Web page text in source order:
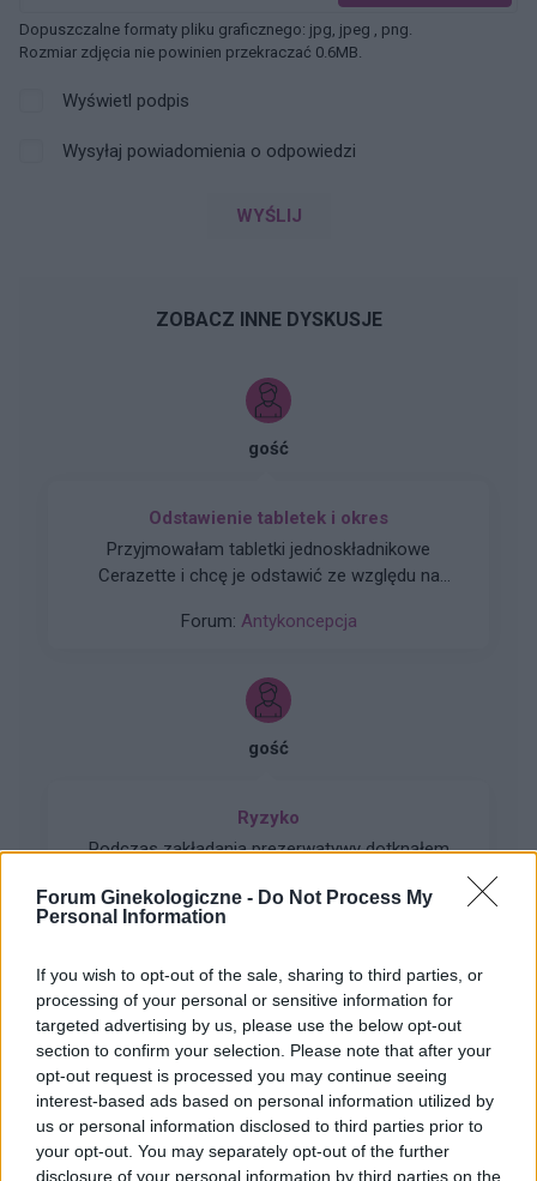
Forum Ginekologiczne - Do Not Process My
Personal Information
If you wish to opt-out of the sale, sharing to third parties, or
processing of your personal or sensitive information for
targeted advertising by us, please use the below opt-out
section to confirm your selection. Please note that after your
opt-out request is processed you may continue seeing
interest-based ads based on personal information utilized by
us or personal information disclosed to third parties prior to
your opt-out. You may separately opt-out of the further
disclosure of your personal information by third parties on the
Dopuszczalne formaty pliku graficznego: jpg, jpeg , png.
Rozmiar zdjęcia nie powinien przekraczać 0.6MB.
Wyświetl podpis
Wysyłaj powiadomienia o odpowiedzi
WYŚLIJ
ZOBACZ INNE DYSKUSJE
gość
Odstawienie tabletek i okres
Przyjmowałam tabletki jednoskładnikowe
Cerazette i chcę je odstawić ze względu na
was okres?
Forum: Antykoncepcja
gość
Ryzyko
Podczas zakładania prezerwatywy dotknąłem
zewnętrzną stronę i został fizycznie
wprowadzony do pochwy 11 kwietnia (3 dni po
prezerwatywa była założona od początku do
końca, została wysmarowana lubrykantem , po
stosunku okazała się całkowicie szczelna w
teście wody i powietrza, a mimo to okres
wyznaczony na 23 kwietnia nie pojawił się, co
zbiega się z silną infekcją partnerki trwającą od
15 kwietnia oraz przyjmowaniem przez nią
leków Theraflu i antybiotyku Macromax.
Forum:Ciąża - czy to możliwe? Wszystko o...
gość
Pytanie
Na wstępie: mój cykl zwykle trwa 32/33 dni,
aktualnie mam 25 dzień cyklu. Ostatnia owulacja